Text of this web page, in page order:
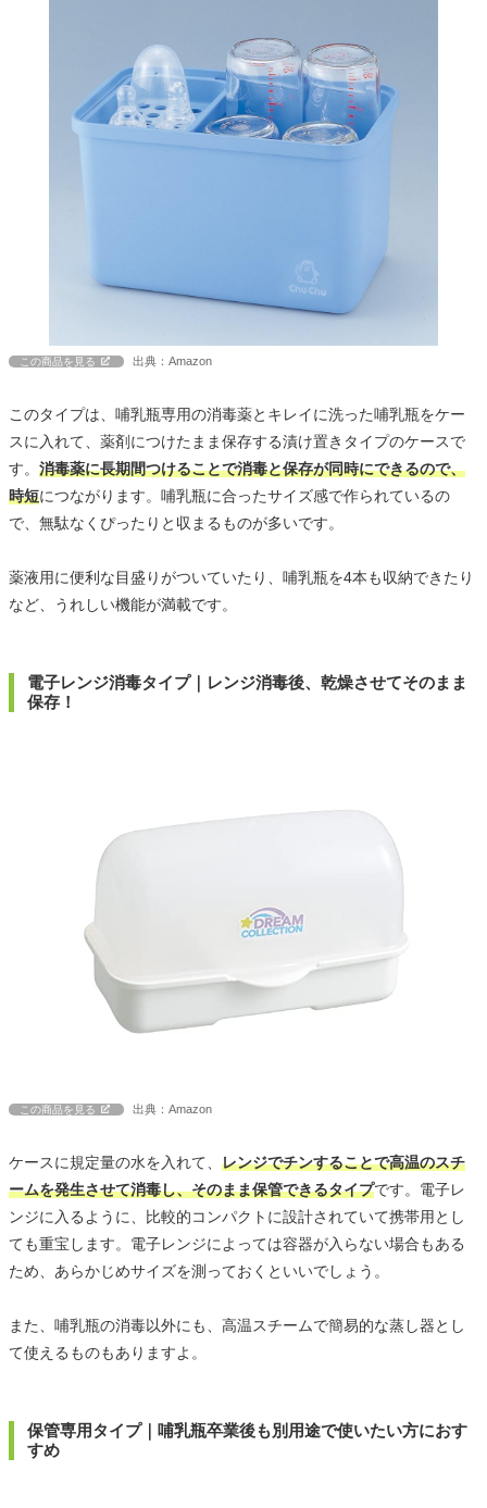
この商品を見る 出典：Amazon
このタイプは、哺乳瓶専用の消毒薬とキレイに洗った哺乳瓶をケー
スに入れて、薬剤につけたまま保存する漬け置きタイプのケースで
す。 消毒薬に長期間つけることで消毒と保存が同時にできるので、
時短につながります。哺乳瓶に合ったサイズ感で作られているの
で、無駄なくぴったりと収まるものが多いです。
薬液用に便利な目盛りがついていたり、哺乳瓶を4本も収納できたり
など、うれしい機能が満載です。
電子レンジ消毒タイプ｜レンジ消毒後、乾燥させてそのまま
保存！
この商品を見る 出典：Amazon
ケースに規定量の水を入れて、 レンジでチンすることで高温のスチ
ームを発生させて消毒し、そのまま保管できるタイプです。電子レ
ンジに入るように、比較的コンパクトに設計されていて携帯用とし
ても重宝します。電子レンジによっては容器が入らない場合もある
ため、あらかじめサイズを測っておくといいでしょう。
また、哺乳瓶の消毒以外にも、高温スチームで簡易的な蒸し器とし
て使えるものもありますよ。
保管専用タイプ｜哺乳瓶卒業後も別用途で使いたい方におす
すめ